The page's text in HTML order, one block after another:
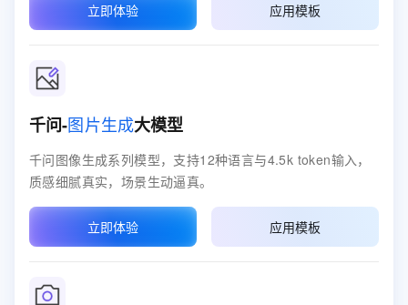
立即体验 应用模板
千问-图片生成大模型
千问图像生成系列模型，支持12种语言与4.5k token输入，
质感细腻真实，场景生动逼真。
立即体验 应用模板